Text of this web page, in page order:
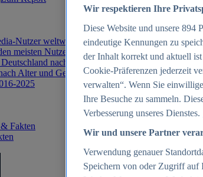
Nutzer weltweit 2012-2025
meisten Nutzern weltweit 2025
nach Generationen 2025
Alter und Geschlecht in Deutschland 2025
2025
Fakten
Wir respektieren Ihre
Diese Website und unsere 894
eindeutige Kennungen zu
der Inhalt korrekt und aktuell
Cookie-Präferenzen jederzeit
verwalten“. Wenn Sie
Ihre Besuche zu sammeln.
Verbesserung unseres Dienstes.
Wir und unsere Partner
Verwendung genauer
Speichern von oder Zugriff auf